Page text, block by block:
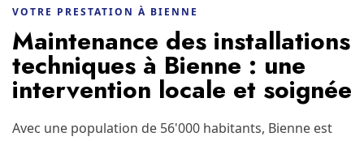
VOTRE PRESTATION À BIENNE
Maintenance des installations
techniques à Bienne : une
intervention locale et soignée
Avec une population de 56'000 habitants, Bienne est